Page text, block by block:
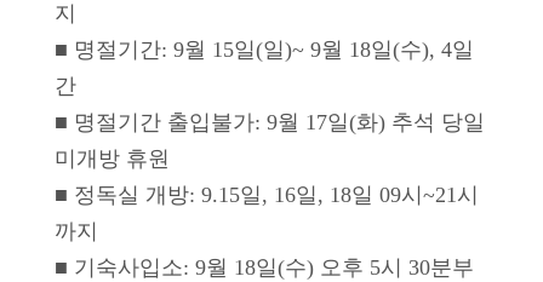
지
■ 명절기간: 9월 15일(일)~ 9월 18일(수), 4일
간
■ 명절기간 출입불가: 9월 17일(화) 추석 당일
미개방 휴원
■ 정독실 개방: 9.15일, 16일, 18일 09시~21시
까지
■ 기숙사입소: 9월 18일(수) 오후 5시 30분부